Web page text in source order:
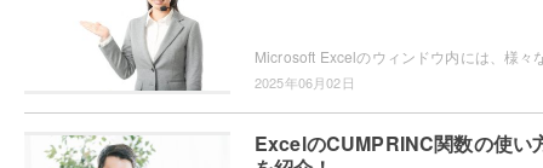
2025年06月02日
ExcelのCUMPRINC関数の使い